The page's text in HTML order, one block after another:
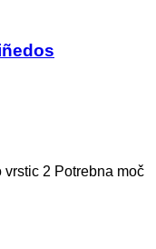
vrstic 2 Potrebna moč